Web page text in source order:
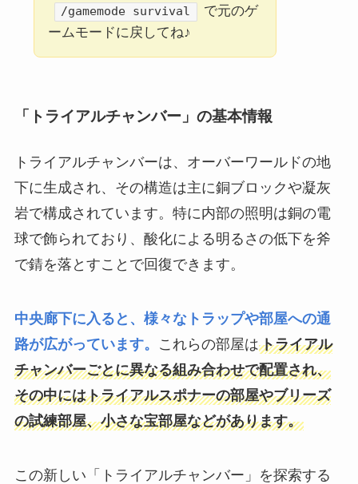
/gamemode survival
で元のゲ
ームモードに戻してね♪
「トライアルチャンバー」の基本情報
トライアルチャンバーは、オーバーワールドの地
下に生成され、その構造は主に銅ブロックや凝灰
岩で構成されています。特に内部の照明は銅の電
球で飾られており、酸化による明るさの低下を斧
で錆を落とすことで回復できます。
中央廊下に入ると、様々なトラップや部屋への通
路が広がっています。
これらの部屋はトライアル
チャンバーごとに異なる組み合わせで配置され、
その中にはトライアルスポナーの部屋やブリーズ
の試練部屋、小さな宝部屋などがあります。
この新しい「トライアルチャンバー」を探索する